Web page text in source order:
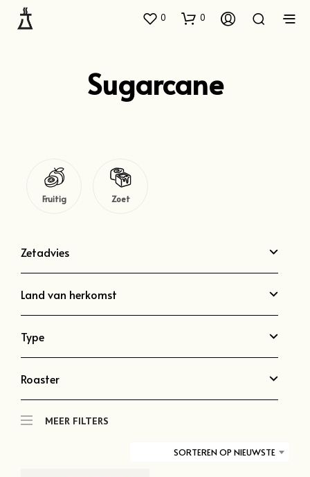
0 0
Sugarcane
Fruitig Zoet
Zetadvies
Land van herkomst
Type
Roaster
MEER FILTERS
SORTEREN OP NIEUWSTE